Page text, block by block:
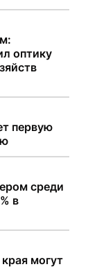
оптику
первую
среди
в
могут